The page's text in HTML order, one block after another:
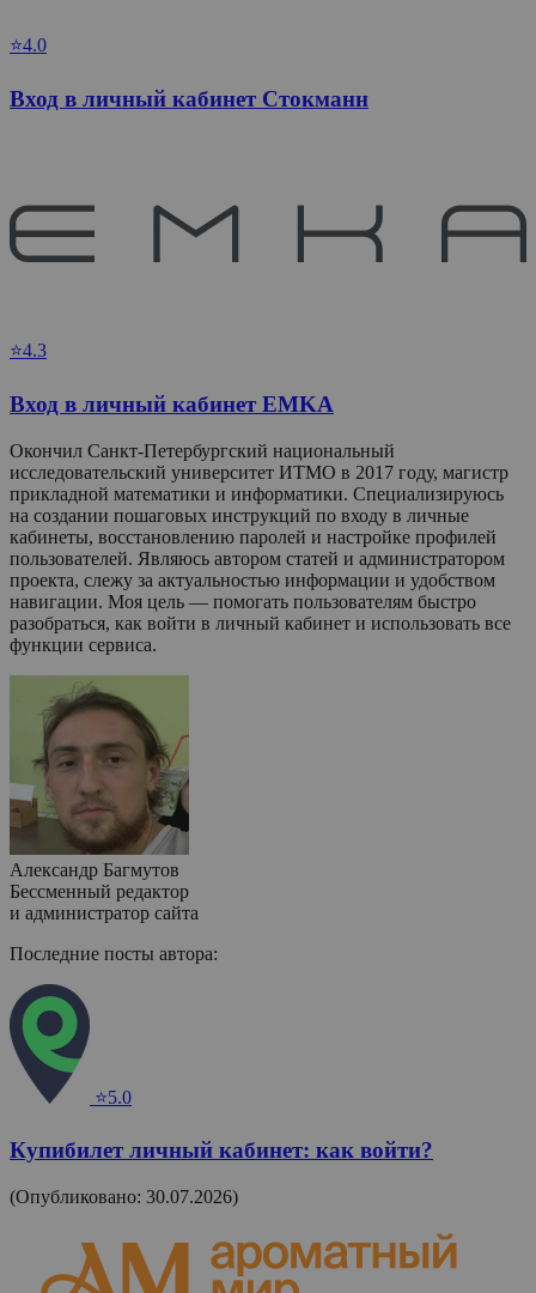
⭐4.0
Вход в личный кабинет Стокманн
⭐4.3
Вход в личный кабинет EMKA
Окончил Санкт-Петербургский национальный
исследовательский университет ИТМО в 2017 году, магистр
прикладной математики и информатики. Специализируюсь
на создании пошаговых инструкций по входу в личные
кабинеты, восстановлению паролей и настройке профилей
пользователей. Являюсь автором статей и администратором
проекта, слежу за актуальностью информации и удобством
навигации. Моя цель — помогать пользователям быстро
разобраться, как войти в личный кабинет и использовать все
функции сервиса.
Александр Багмутов
Бессменный редактор
и администратор сайта
Последние посты автора:
⭐5.0
Купибилет личный кабинет: как войти?
(Опубликовано: 30.07.2026)